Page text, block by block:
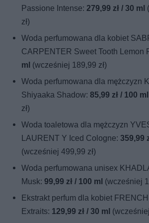
Passione Intense:279,99 zł / 30 ml
zł)
Woda perfumowana dla kobiet
CARPENTER Sweet Tooth Lemon
ml (wcześniej 189,99 zł)
Woda perfumowana dla mężczyzn
Shiyaaka Shadow:85,99 zł / 100 ml
zł)
Woda toaletowa dla mężczyzn
LAURENT Y Iced Cologne:359,99
(wcześniej 499,99 zł)
Woda perfumowana unisex
Musk:99,99 zł / 100 ml (wcześniej
Ekstrakt perfum dla kobiet
Extraits: 129,99 zł / 30 ml